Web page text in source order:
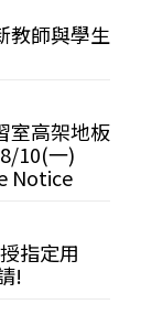
教師與學生
室高架地板
10(一)
Notice
指定用
!